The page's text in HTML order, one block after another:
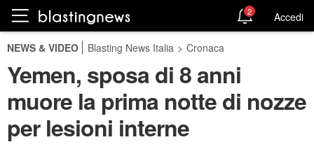
2 Accedi
NEWS & VIDEO Blasting News Italia > Cronaca
Yemen, sposa di 8 anni
muore la prima notte di nozze
per lesioni interne